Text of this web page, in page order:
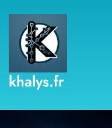
content
khalys.fr